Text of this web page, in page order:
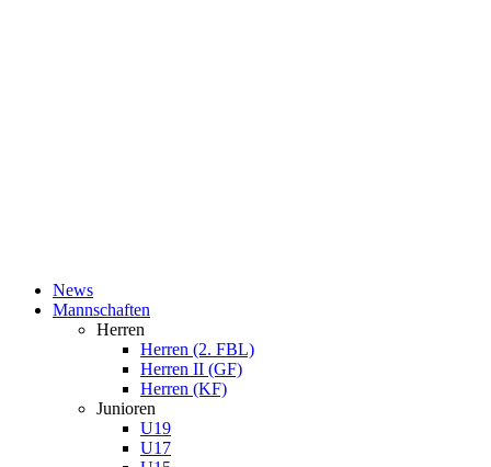
News
Mannschaften
Herren
Herren (2. FBL)
Herren II (GF)
Herren (KF)
Junioren
U19
U17